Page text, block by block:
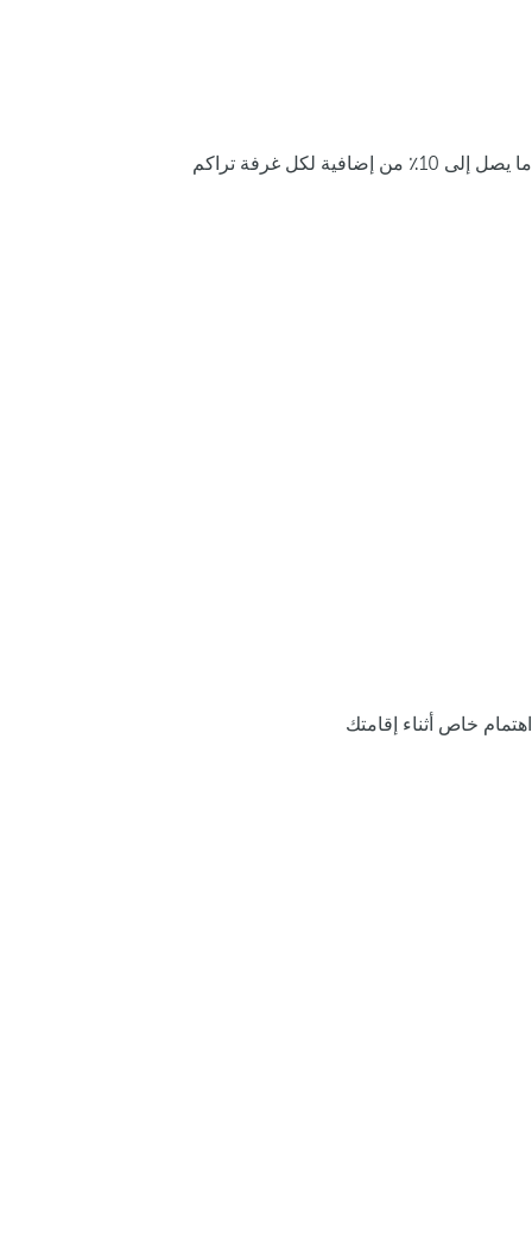
ما يصل إلى 10٪ من إضافية لكل غرفة تراكم
اهتمام خاص أثناء إقامتك